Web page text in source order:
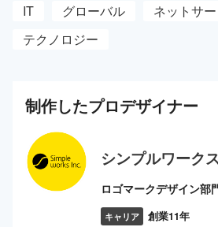
IT グローバル
ネットサ
テクノロジー
制作したプロデザイナー
シンプルワーク
ロゴマークデザイン部
キャリア 創業11年